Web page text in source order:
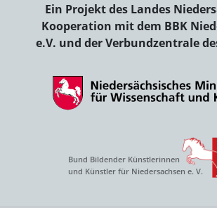
Ein Projekt des Landes
Kooperation mit dem BBK
e.V. und der Verbundzentrale
Bund Bildender Künstlerinnen
und Künstler für Niedersachsen e. V.